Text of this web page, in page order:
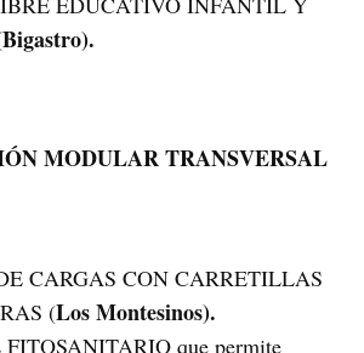
MODULAR TRANSVERSAL
CARGAS CON CARRETILLAS
(Los Montesinos).
que permite